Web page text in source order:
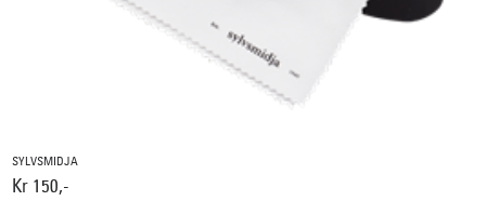
SYLVSMIDJA
Kr 150,-